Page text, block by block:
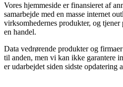
Vores hjemmeside er finansieret af
samarbejde med en masse internet
virksomhedernes produkter, og
en handel.
Data vedrørende produkter og
til anden, men vi kan ikke garantere
er udarbejdet siden sidste opdatering